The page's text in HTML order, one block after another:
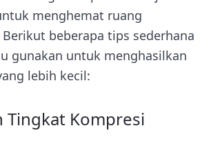
menghemat ruang
beberapa tips sederhana
gunakan untuk menghasilkan
lebih kecil:
Tingkat Kompresi